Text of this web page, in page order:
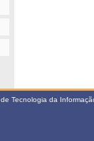
Tecnologia da